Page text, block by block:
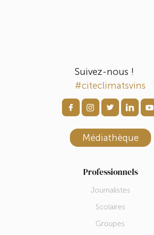
Suivez-nous !
#citeclimatsvins
Médiathèque
Professionnels
Journalistes
Scolaires
Groupes